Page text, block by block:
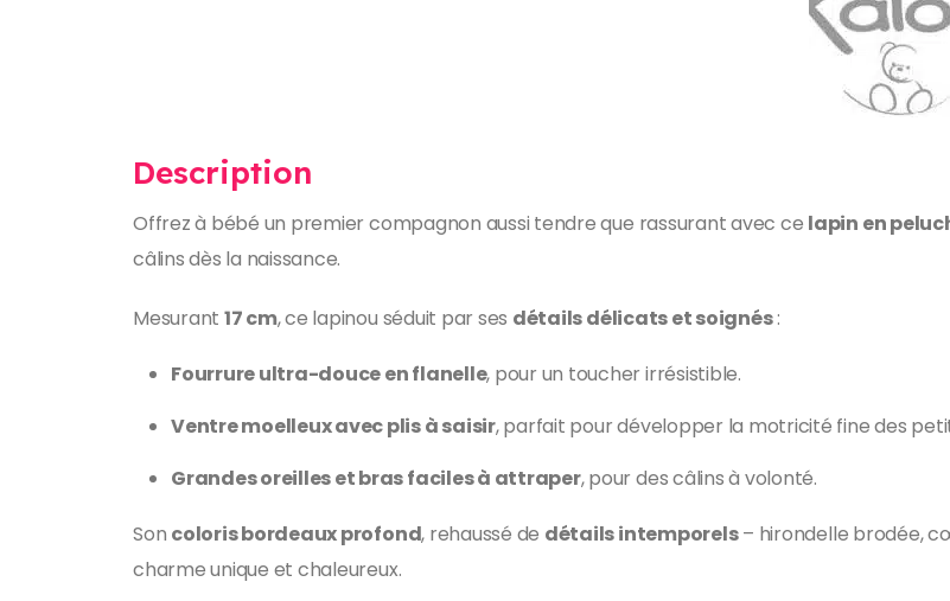
Description
Offrez à bébé un premier compagnon aussi tendre que rassurant avec ce lapin en
câlins dès la naissance.
Mesurant 17 cm, ce lapinou séduit par ses détails délicats et soignés:
Fourrure ultra-douce en flanelle, pour un toucher irrésistible.
Ventre moelleux avec plis à saisir, parfait pour développer la motricité fine des
Grandes oreilles et bras faciles à attraper, pour des câlins à volonté.
Son coloris bordeaux profond, rehaussé de détails intemporels– hirondelle brodée,
charme unique et chaleureux.